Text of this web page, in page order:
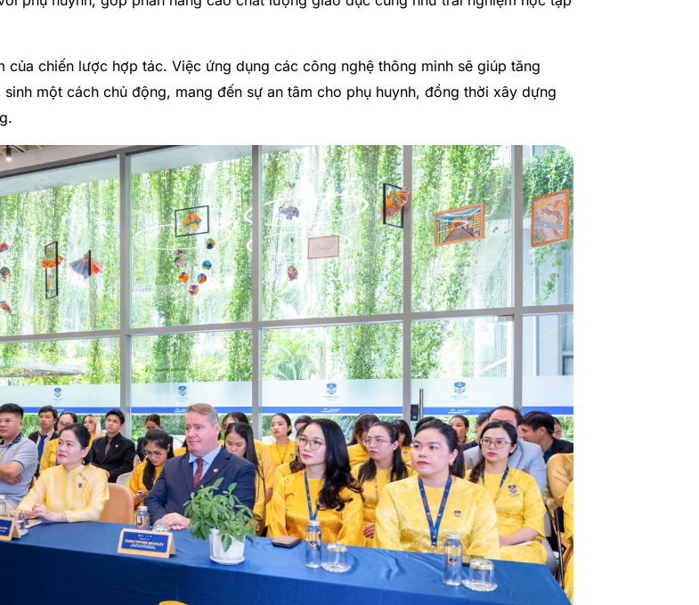
chiến lược hợp tác. Việc ứng dụng các công nghệ thông minh sẽ giúp tăng
một cách chủ động, mang đến sự an tâm cho phụ huynh, đồng thời xây dựng